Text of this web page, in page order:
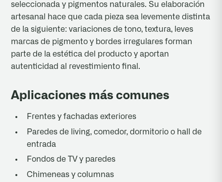
seleccionada y pigmentos naturales. Su elaboración
artesanal hace que cada pieza sea levemente distinta
de la siguiente: variaciones de tono, textura, leves
marcas de pigmento y bordes irregulares forman
parte de la estética del producto y aportan
autenticidad al revestimiento final.
Aplicaciones más comunes
Frentes y fachadas exteriores
Paredes de living, comedor, dormitorio o hall de
entrada
Fondos de TV y paredes
Chimeneas y columnas